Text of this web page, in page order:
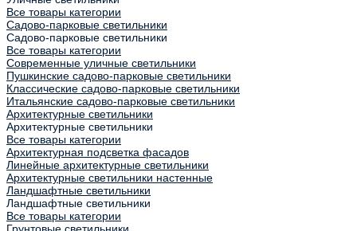
Все товары категории
Садово-парковые светильники
Садово-парковые светильники
Все товары категории
Современные уличные светильники
Пушкинские садово-парковые светильники
Классические садово-парковые светильники
Итальянские садово-парковые светильники
Архитектурные светильники
Архитектурные светильники
Все товары категории
Архитектурная подсветка фасадов
Линейные архитектурные светильники
Архитектурные светильники настенные
Ландшафтные светильники
Ландшафтные светильники
Все товары категории